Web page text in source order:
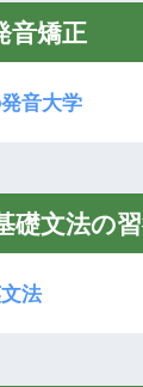
音矯正
音大学
礎文法の
法